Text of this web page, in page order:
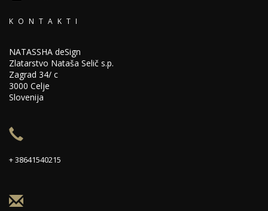
KONTAKTI
NATASSHA deSign
Zlatarstvo Nataša Selič s.p.
Zagrad 34/ c
3000 Celje
Slovenija
+ 38641540215